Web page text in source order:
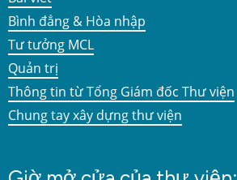
Bình đẳng & Hòa nhập
Tư tưởng MCL
Quản trị
Thông tin từ Tổng Giám đốc Thư viện
Chung tay xây dựng thư viện